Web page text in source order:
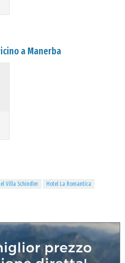
a Manerba
Villa Schindler Hotel La Romantica